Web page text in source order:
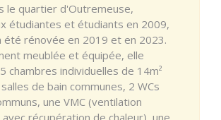
le quartier d'Outremeuse,
étudiantes et étudiants en 2009,
été rénovée en 2019 et en 2023.
meublée et équipée, elle
chambres individuelles de 14m²
de bain communes, 2 WCs
une VMC (ventilation
récupération de chaleur), une